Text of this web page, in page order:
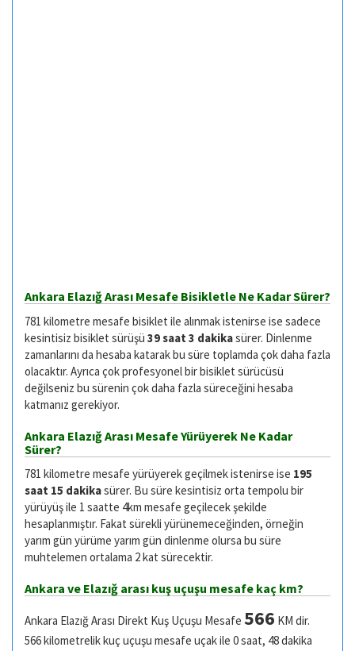
Ankara Elazığ Arası Mesafe Bisikletle Ne Kadar Sürer?
781 kilometre mesafe bisiklet ile alınmak istenirse ise sadece
kesintisiz bisiklet sürüşü 39 saat 3 dakikasürer. Dinlenme
zamanlarını da hesaba katarak bu süre toplamda çok daha fazla
olacaktır. Ayrıca çok profesyonel bir bisiklet sürücüsü
değilseniz bu sürenin çok daha fazla süreceğini hesaba
katmanız gerekiyor.
Ankara Elazığ Arası Mesafe Yürüyerek Ne Kadar
Sürer?
781 kilometre mesafe yürüyerek geçilmek istenirse ise 195
saat 15 dakikasürer. Bu süre kesintisiz orta tempolu bir
yürüyüş ile 1 saatte 4km mesafe geçilecek şekilde
hesaplanmıştır. Fakat sürekli yürünemeceğinden, örneğin
yarım gün yürüme yarım gün dinlenme olursa bu süre
muhtelemen ortalama 2 kat sürecektir.
Ankara ve Elazığ arası kuş uçuşu mesafe kaç km?
Ankara Elazığ Arası Direkt Kuş Uçuşu Mesafe 566 KM dir.
566 kilometrelik kuç uçuşu mesafe uçak ile 0 saat, 48 dakika